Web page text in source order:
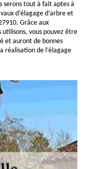
serons tout à fait aptes à
d’élagage d’arbre et
Grâce aux
utilisons, vous pouvez être
et auront de bonnes
réalisation de l’élagage